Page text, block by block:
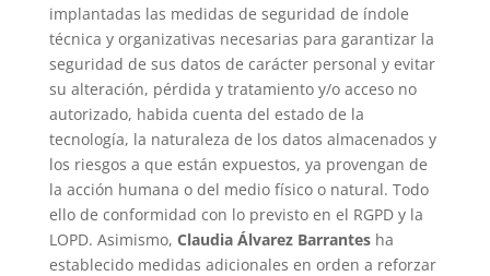
implantadas las medidas de seguridad de índole
técnica y organizativas necesarias para garantizar la
seguridad de sus datos de carácter personal y evitar
su alteración, pérdida y tratamiento y/o acceso no
autorizado, habida cuenta del estado de la
tecnología, la naturaleza de los datos almacenados y
los riesgos a que están expuestos, ya provengan de
la acción humana o del medio físico o natural. Todo
ello de conformidad con lo previsto en el RGPD y la
LOPD. Asimismo, Claudia Álvarez Barrantes ha
establecido medidas adicionales en orden a reforzar